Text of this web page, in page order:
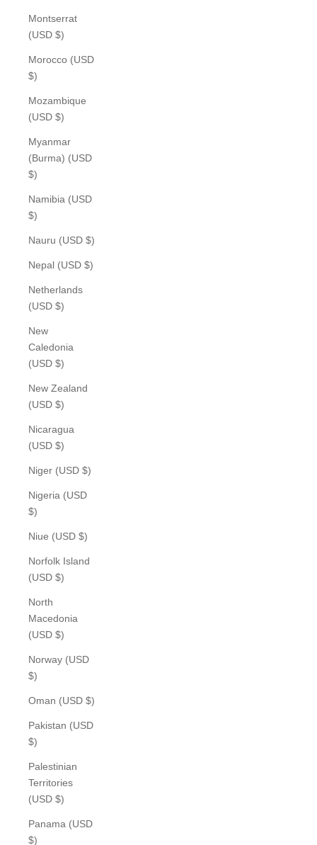
Montserrat
(USD $)
Morocco (USD
$)
Mozambique
(USD $)
Myanmar
(Burma) (USD
$)
Namibia (USD
$)
Nauru (USD $)
Nepal (USD $)
Netherlands
(USD $)
New
Caledonia
(USD $)
New Zealand
(USD $)
Nicaragua
(USD $)
Niger (USD $)
Nigeria (USD
$)
Niue (USD $)
Norfolk Island
(USD $)
North
Macedonia
(USD $)
Norway (USD
$)
Oman (USD $)
Pakistan (USD
$)
Palestinian
Territories
(USD $)
Panama (USD
$)